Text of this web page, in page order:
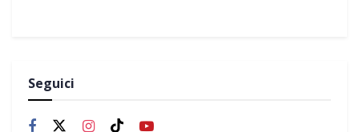
Seguici